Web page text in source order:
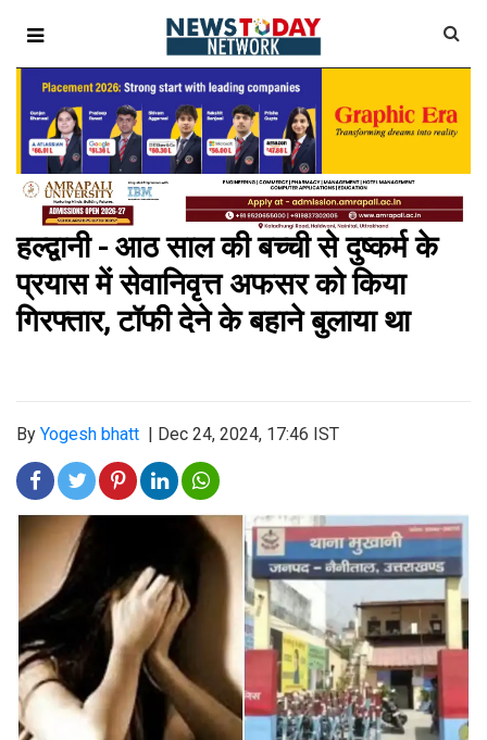
हल्द्वानी - आठ साल की बच्ची से दुष्कर्म के
प्रयास में सेवानिवृत्त अफसर को किया
गिरफ्तार, टॉफी देने के बहाने बुलाया था
By Yogesh bhatt Dec 24, 2024, 17:46 IST